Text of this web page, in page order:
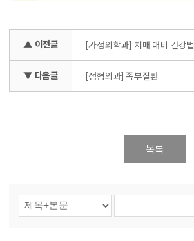
▲ 이전글 [가정의학과] 치매 대비 건강법
▼ 다음글 [정형외과] 족부질환
목록